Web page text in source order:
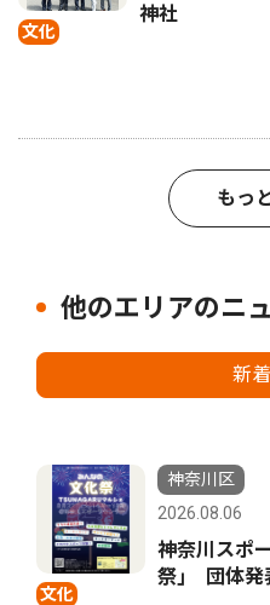
文化
神社
もっ
他のエリアのニ
新
文化
神奈川区
2026.08.06
神奈川スポ
祭｣ 団体発